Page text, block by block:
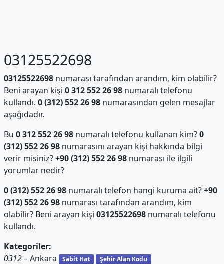
03125522698
03125522698numarası tarafından arandım, kim olabilir?
Beni arayan kişi 0 312 552 26 98numaralı telefonu
kullandı. 0 (312) 552 26 98numarasından gelen mesajlar
aşağıdadır.
Bu 0 312 552 26 98numaralı telefonu kullanan kim?0
(312) 552 26 98numarasını arayan kişi hakkında bilgi
verir misiniz?+90 (312) 552 26 98numarası ile ilgili
yorumlar nedir?
0 (312) 552 26 98numaralı telefon hangi kuruma ait?+90
(312) 552 26 98numarası tarafından arandım, kim
olabilir? Beni arayan kişi 03125522698numaralı telefonu
kullandı.
Kategoriler:
0312– Ankara Sabit Hat Şehir Alan Kodu